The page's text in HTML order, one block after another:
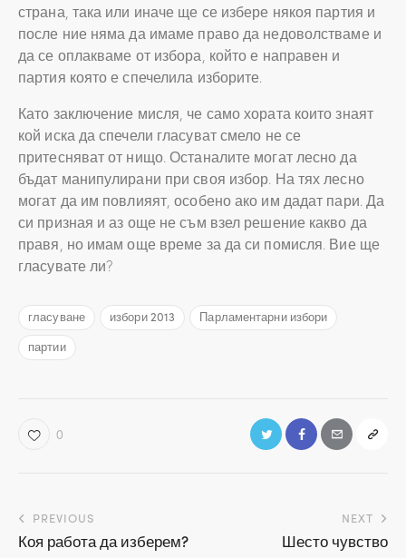
страна, така или иначе ще се избере някоя партия и
после ние няма да имаме право да недоволстваме и
да се оплакваме от избора, който е направен и
партия която е спечелила изборите.
Като заключение мисля, че само хората които знаят
кой иска да спечели гласуват смело не се
притесняват от нищо. Останалите могат лесно да
бъдат манипулирани при своя избор. На тях лесно
могат да им повлияят, особено ако им дадат пари. Да
си призная и аз още не съм взел решение какво да
правя, но имам още време за да си помисля. Вие ще
гласувате ли?
гласуване избори 2013
Парламентарни избори
партии
0
Навигация
PREVIOUS
Коя работа да изберем?
NEXT
Шесто чувство